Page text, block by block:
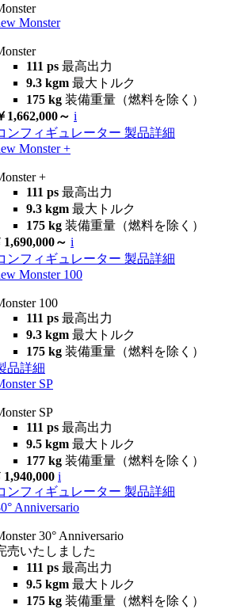
Monster
111 ps 最高出力
9.3 kgm 最大トルク
175 kg 装備重量（燃料を除く）
1,662,000～ i
ンフィギュレーター 製品詳細
Monster +
+
111 ps 最高出力
9.3 kgm 最大トルク
175 kg 装備重量（燃料を除く）
1,690,000～ i
ンフィギュレーター 製品詳細
Monster 100
100
111 ps 最高出力
9.3 kgm 最大トルク
175 kg 装備重量（燃料を除く）
品詳細
SP
SP
111 ps 最高出力
9.5 kgm 最大トルク
177 kg 装備重量（燃料を除く）
1,940,000 i
ンフィギュレーター 製品詳細
Anniversario
30° Anniversario
売いたしました
111 ps 最高出力
9.5 kgm 最大トルク
175 kg 装備重量（燃料を除く）